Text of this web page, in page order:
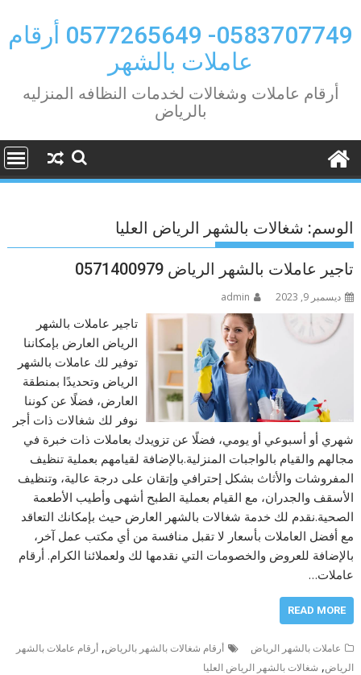
to
content
0583707749- 0577265649 أرقام
عاملات بالشهر
أرقام عاملات وشغالات لخدمات النظافه المنزليه
بالرياض
الوسم: شغالات بالشهر الرياض العليا
تاجير عاملات بالشهر الرياض 0571400979
ديسمبر 9, 2023 admin
تاجير عاملات بالشهر
الرياض العارض بإمكاننا
توفير لك عاملات بالشهر
الرياض وتحديدًا بمنطقة
العارض، فضلًا عن كوننا
نوفر لك شغالات ذات أجر
شهري أو أسبوعي أو يومي، فضلًا عن تزويدك بعاملات ذات خبرة في
مجالهم والقيام بالواجبات المنزلية.بالإضافة لقيامهم بعملية تنظيف
المفروشات والأثاث بشكل إحترافي وإتقان على درجة عالية، وتنظيف
الأسقف والجدران، مع القيام بعملية الطبح أشهى وأطيب الأطعمة
الصحية.نقدم لك خدمة شغالات بالشهر العارض حيث بإمكانك التعاقد
مع أفضل العاملات بأسعار لا تقبل منافسة من أي مكتب عمل آخر،
بالإضافة للعروض والخصومات التي نقدمها لك ولعملائنا الكرام. أرقام
عاملات…
READ MORE
عاملات بالشهر الرياض أرقام شغالات بالشهر بالرياض,أرقام عاملات بالشهر
الرياض, شغالات بالشهر الرياض العليا